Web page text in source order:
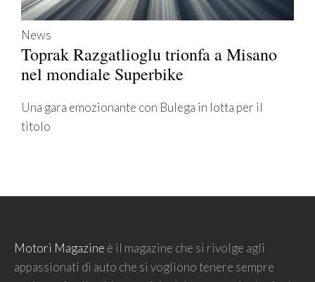
News
Toprak Razgatlioglu trionfa a Misano
nel mondiale Superbike
Una gara emozionante con Bulega in lotta per il
titolo
Motori Magazine è il magazine che si rivolge agli
appassionati di auto che si vogliono tenere sempre